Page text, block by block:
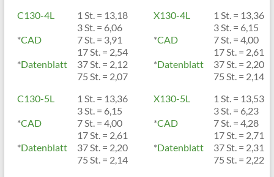
C130-4L
*CAD
*Datenblatt
1 St. = 13,18
3 St. = 6,06
7 St. = 3,91
17 St. = 2,54
37 St. = 2,12
75 St. = 2,07
X130-4L
*CAD
*Datenblatt
1 St. = 13,36
3 St. = 6,15
7 St. = 4,00
17 St. = 2,61
37 St. = 2,20
75 St. = 2,14
C130-5L
*CAD
*Datenblatt
1 St. = 13,36
3 St. = 6,15
7 St. = 4,00
17 St. = 2,61
37 St. = 2,20
75 St. = 2,14
X130-5L
*CAD
*Datenblatt
1 St. = 13,53
3 St. = 6,23
7 St. = 4,28
17 St. = 2,71
37 St. = 2,31
75 St. = 2,22